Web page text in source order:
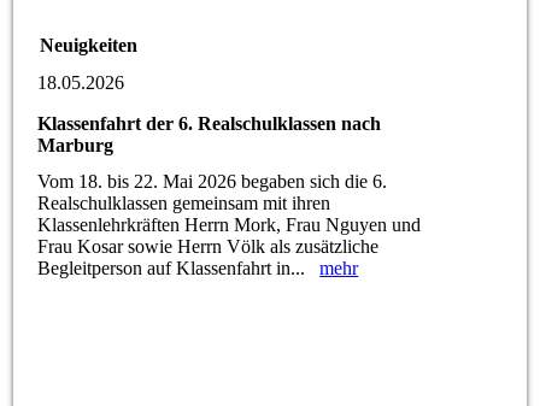
Neuigkeiten
18.05.2026
Klassenfahrt der 6. Realschulklassen nach
Marburg
Vom 18. bis 22. Mai 2026 begaben sich die 6.
Realschulklassen gemeinsam mit ihren
Klassenlehrkräften Herrn Mork, Frau Nguyen und
Frau Kosar sowie Herrn Völk als zusätzliche
Begleitperson auf Klassenfahrt in...mehr